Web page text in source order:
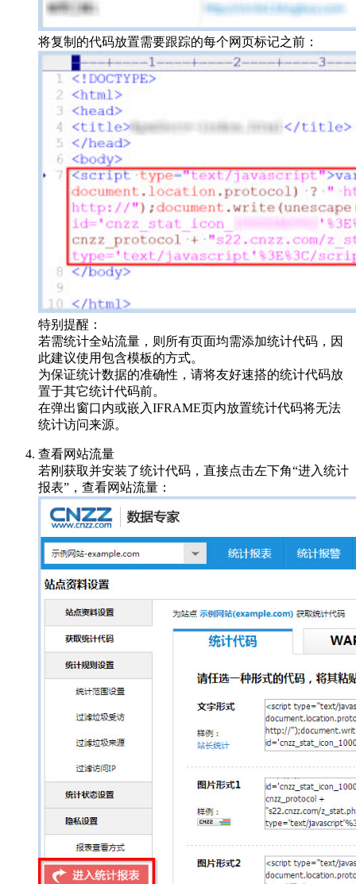
将复制的代码放置需要跟踪的每个网页标记之前：
特别提醒：
若需统计全站流量，则所有页面均需添加统计代码，因
此建议使用包含模板的方式。
为保证统计数据的准确性，请将友好速搭的统计代码放
置于其它统计代码前。
在弹出窗口内或嵌入IFRAME页内放置统计代码将无法
统计访问来源。
查看网站流量
若刚获取并安装了统计代码，直接点击左下角“进入统计
报表”，查看网站流量：